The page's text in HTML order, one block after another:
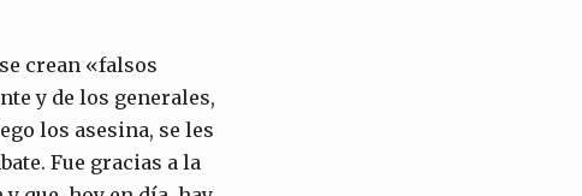
crean «falsos
y de los generales,
los asesina, se les
Fue gracias a la